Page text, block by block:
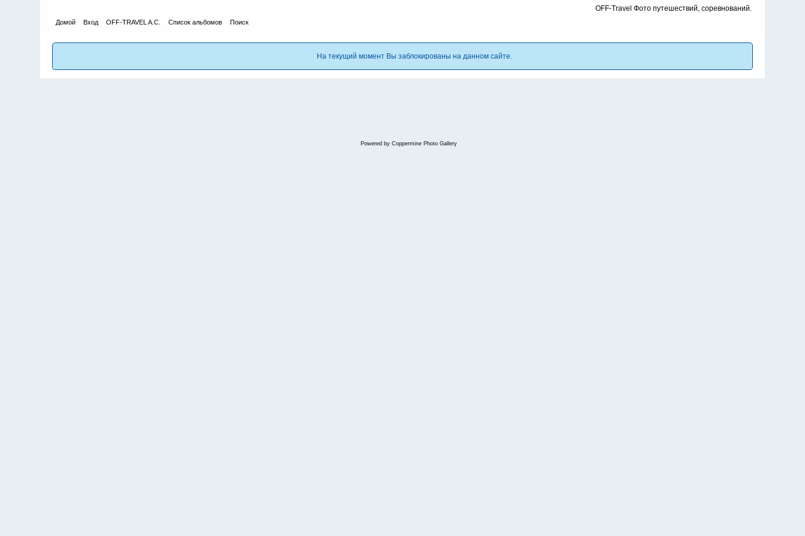
OFF-Travel Фото путешествий, соревнований.
Домой Вход OFF-TRAVEL A.C. Список альбомов Поиск
На текущий момент Вы заблокированы на данном сайте.
Powered by Coppermine Photo Gallery